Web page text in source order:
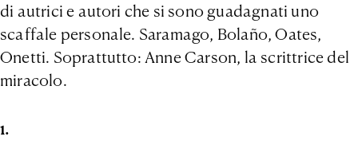
di autrici e autori che si sono guadagnati uno
scaffale personale. Saramago, Bolaño, Oates,
Onetti. Soprattutto: Anne Carson, la scrittrice del
miracolo.
1.